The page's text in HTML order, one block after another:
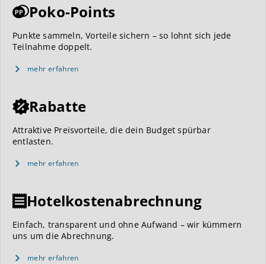
Poko-Points
Punkte sammeln, Vorteile sichern – so lohnt sich jede
Teilnahme doppelt.
mehr erfahren
Rabatte
Attraktive Preisvorteile, die dein Budget spürbar
entlasten.
mehr erfahren
Hotelkostenabrechnung
Einfach, transparent und ohne Aufwand – wir kümmern
uns um die Abrechnung.
mehr erfahren